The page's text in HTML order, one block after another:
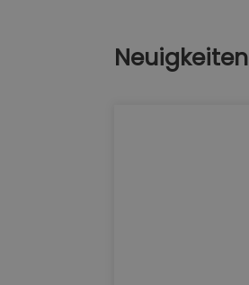
Neuigkeiten